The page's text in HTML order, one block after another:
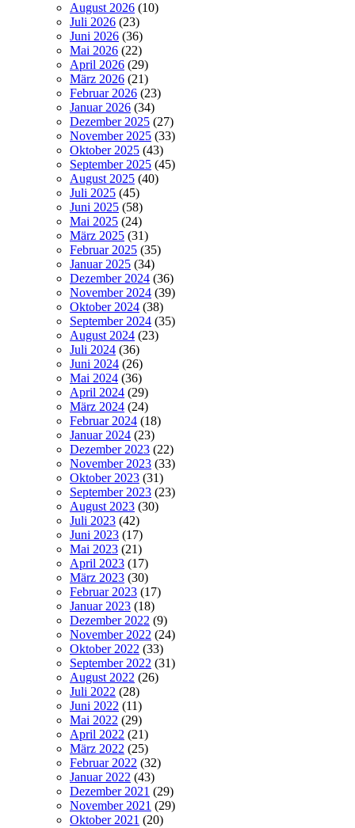
August 2026 (10)
Juli 2026 (23)
Juni 2026 (36)
Mai 2026 (22)
April 2026 (29)
März 2026 (21)
Februar 2026 (23)
Januar 2026 (34)
Dezember 2025 (27)
November 2025 (33)
Oktober 2025 (43)
September 2025 (45)
August 2025 (40)
Juli 2025 (45)
Juni 2025 (58)
Mai 2025 (24)
März 2025 (31)
Februar 2025 (35)
Januar 2025 (34)
Dezember 2024 (36)
November 2024 (39)
Oktober 2024 (38)
September 2024 (35)
August 2024 (23)
Juli 2024 (36)
Juni 2024 (26)
Mai 2024 (36)
April 2024 (29)
März 2024 (24)
Februar 2024 (18)
Januar 2024 (23)
Dezember 2023 (22)
November 2023 (33)
Oktober 2023 (31)
September 2023 (23)
August 2023 (30)
Juli 2023 (42)
Juni 2023 (17)
Mai 2023 (21)
April 2023 (17)
März 2023 (30)
Februar 2023 (17)
Januar 2023 (18)
Dezember 2022 (9)
November 2022 (24)
Oktober 2022 (33)
September 2022 (31)
August 2022 (26)
Juli 2022 (28)
Juni 2022 (11)
Mai 2022 (29)
April 2022 (21)
März 2022 (25)
Februar 2022 (32)
Januar 2022 (43)
Dezember 2021 (29)
November 2021 (29)
Oktober 2021 (20)